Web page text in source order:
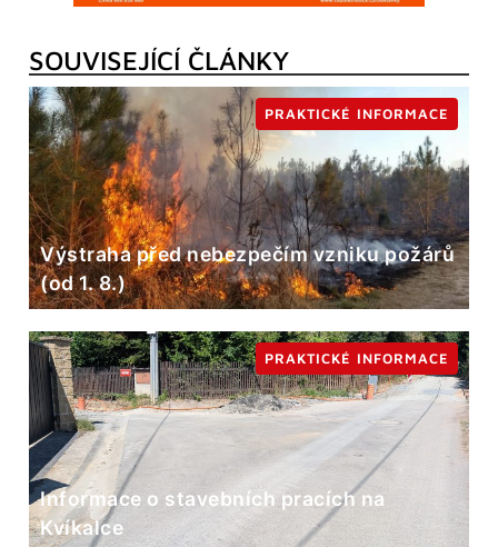
SOUVISEJÍCÍ ČLÁNKY
Výstraha před nebezpečím vzniku požárů
(od 1. 8.)
PRAKTICKÉ INFORMACE
Informace o stavebních pracích na
Kvíkalce
PRAKTICKÉ INFORMACE